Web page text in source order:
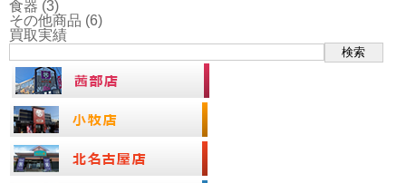
食器 (3)
その他商品 (6)
買取実績
検索